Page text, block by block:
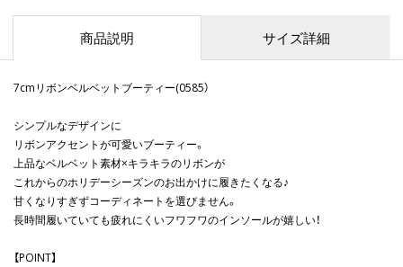
商品説明 サイズ詳細
7cmリボンベルベットブーティー(0585）
シンプルなデザインに
リボンアクセントが可愛いブーティー。
上品なベルベット素材×キラキラのリボンが
これからのホリデーシーズンのお出かけに履きたくなる♪
甘くなりすぎずコーディネートを選びません。
長時間履いていても疲れにくいフワフワのインソールが嬉しい！
【POINT】